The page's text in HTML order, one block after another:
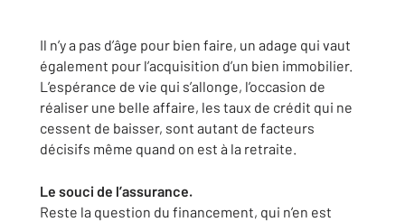
Il n’y a pas d’âge pour bien faire, un adage qui vaut
également pour l’acquisition d’un bien immobilier.
L’espérance de vie qui s’allonge, l’occasion de
réaliser une belle affaire, les taux de crédit qui ne
cessent de baisser, sont autant de facteurs
décisifs même quand on est à la retraite.
Le souci de l’assurance.
Reste la question du financement, qui n’en est